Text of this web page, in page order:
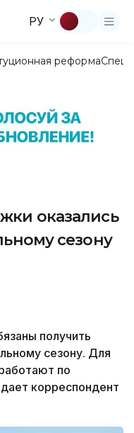
РУ
реформа
оказались
сезону
получить
сезону. Для
по
корреспондент